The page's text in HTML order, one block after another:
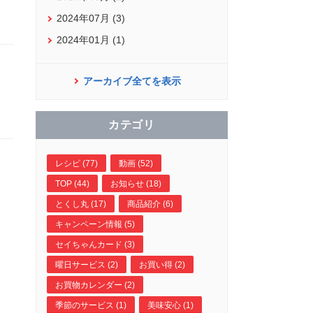
2024年07月 (3)
2024年01月 (1)
アーカイブ全てを表示
カテゴリ
レシピ (77) 動画 (52)
TOP (44) お知らせ (18)
とくし丸 (17) 商品紹介 (6)
キャンペーン情報 (5)
セイちゃんカード (3)
曜日サービス (2) お買い得 (2)
お買物カレンダー (2)
季節のサービス (1) 美味安心 (1)